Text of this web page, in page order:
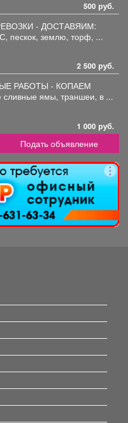
500 руб.
- ДОСТАВЯИМ:
пескок, землю, торф, ...
2 500 руб.
РАБОТЫ - КОПАЕМ
сливные ямы, траншеи, в ...
1 000 руб.
Подать объявление